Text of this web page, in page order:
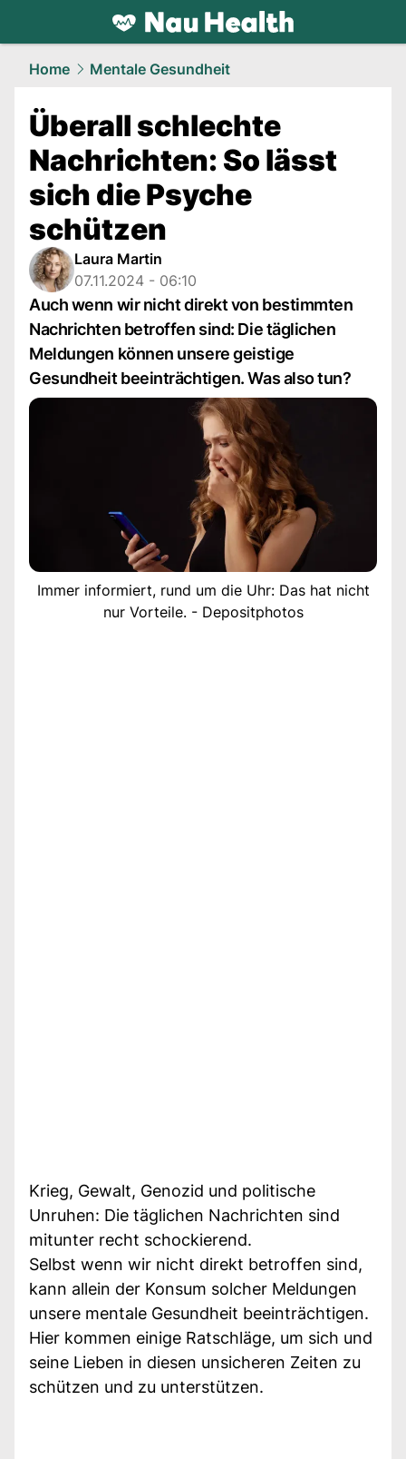
health.NAU.ch
Home Mentale Gesundheit
Überall schlechte
Nachrichten: So lässt
sich die Psyche
schützen
Laura Martin
07.11.2024 - 06:10
Auch wenn wir nicht direkt von bestimmten
Nachrichten betroffen sind: Die täglichen
Meldungen können unsere geistige
Gesundheit beeinträchtigen. Was also tun?
Immer informiert, rund um die Uhr: Das hat nicht
nur Vorteile. - Depositphotos
Krieg, Gewalt, Genozid und politische
Unruhen: Die täglichen Nachrichten sind
mitunter recht schockierend.
Selbst wenn wir nicht direkt betroffen sind,
kann allein der Konsum solcher Meldungen
unsere mentale Gesundheit beeinträchtigen.
Hier kommen einige Ratschläge, um sich und
seine Lieben in diesen unsicheren Zeiten zu
schützen und zu unterstützen.